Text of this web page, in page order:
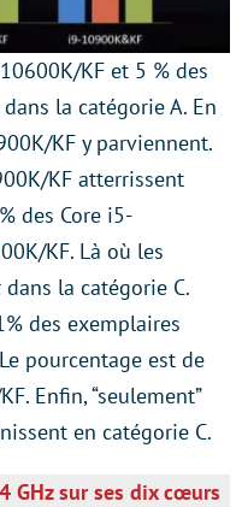
KF et 5 % des
la catégorie A. En
KF y parviennent.
KF atterrissent
des Core i5-
KF. Là où les
dans la catégorie C.
des exemplaires
pourcentage est de
Enfin, “seulement”
en catégorie C.
GHz sur ses dix cœurs